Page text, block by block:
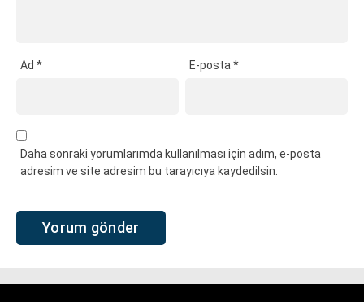
Ad * E-posta*
Daha sonraki yorumlarımda kullanılması için adım, e-posta
adresim ve site adresim bu tarayıcıya kaydedilsin.